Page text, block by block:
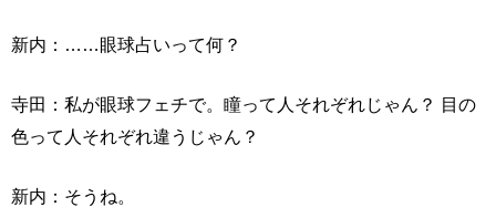
新内：……眼球占いって何？
寺田：私が眼球フェチで。瞳って人それぞれじゃん？ 目の
色って人それぞれ違うじゃん？
新内：そうね。